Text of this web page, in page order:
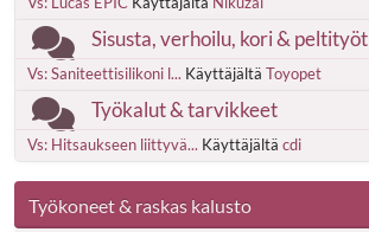
Sisusta, verhoilu, kori & peltityöt
Vs: Saniteettisilikoni l... Käyttäjältä Toyopet
Työkalut & tarvikkeet
Vs: Hitsaukseen liittyvä... Käyttäjältä cdi
Työkoneet & raskas kalusto